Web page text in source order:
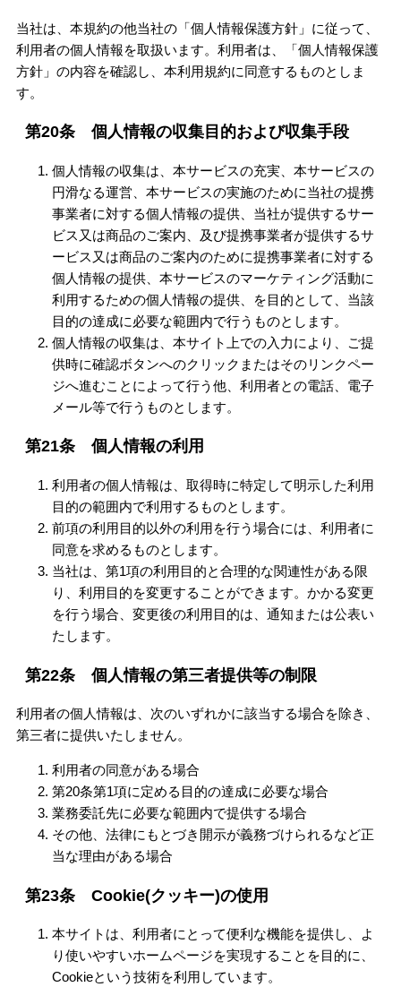
当社は、本規約の他当社の「個人情報保護方針」に従って、
利用者の個人情報を取扱います。利用者は、「個人情報保護
方針」の内容を確認し、本利用規約に同意するものとしま
す。
第20条 個人情報の収集目的および収集手段
個人情報の収集は、本サービスの充実、本サービスの
円滑なる運営、本サービスの実施のために当社の提携
事業者に対する個人情報の提供、当社が提供するサー
ビス又は商品のご案内、及び提携事業者が提供するサ
ービス又は商品のご案内のために提携事業者に対する
個人情報の提供、本サービスのマーケティング活動に
利用するための個人情報の提供、を目的として、当該
目的の達成に必要な範囲内で行うものとします。
個人情報の収集は、本サイト上での入力により、ご提
供時に確認ボタンへのクリックまたはそのリンクペー
ジへ進むことによって行う他、利用者との電話、電子
メール等で行うものとします。
第21条 個人情報の利用
利用者の個人情報は、取得時に特定して明示した利用
目的の範囲内で利用するものとします。
前項の利用目的以外の利用を行う場合には、利用者に
同意を求めるものとします。
当社は、第1項の利用目的と合理的な関連性がある限
り、利用目的を変更することができます。かかる変更
を行う場合、変更後の利用目的は、通知または公表い
たします。
第22条 個人情報の第三者提供等の制限
利用者の個人情報は、次のいずれかに該当する場合を除き、
第三者に提供いたしません。
利用者の同意がある場合
第20条第1項に定める目的の達成に必要な場合
業務委託先に必要な範囲内で提供する場合
その他、法律にもとづき開示が義務づけられるなど正
当な理由がある場合
第23条 Cookie(クッキー)の使用
本サイトは、利用者にとって便利な機能を提供し、よ
り使いやすいホームページを実現することを目的に、
Cookieという技術を利用しています。